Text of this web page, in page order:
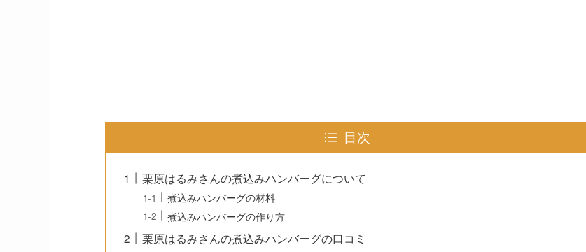
目次
栗原はるみさんの煮込みハンバーグについて
煮込みハンバーグの材料
煮込みハンバーグの作り方
栗原はるみさんの煮込みハンバーグの口コミ